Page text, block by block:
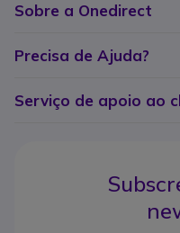
Sobre a Onedirect
Precisa de Ajuda?
Serviço de apoio ao